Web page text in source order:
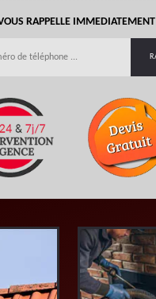
RAPPELLE IMMEDIATEMENT